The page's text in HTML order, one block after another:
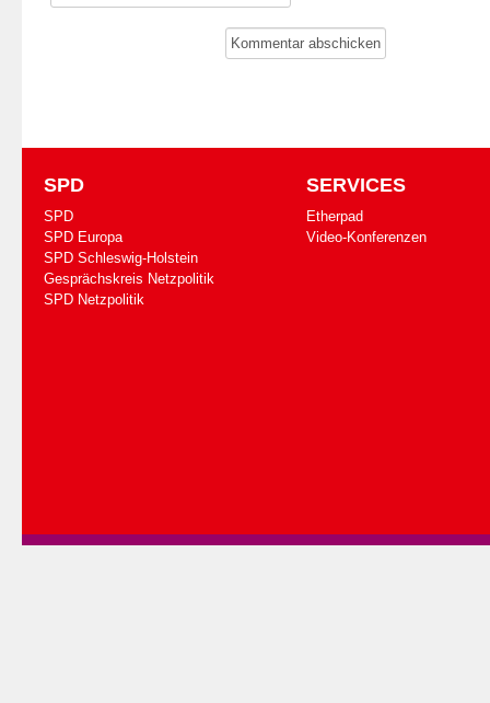
SPD
SPD
SPD Europa
SPD Schleswig-Holstein
Gesprächskreis Netzpolitik
SPD Netzpolitik
SERVICES
Etherpad
Video-Konferenzen